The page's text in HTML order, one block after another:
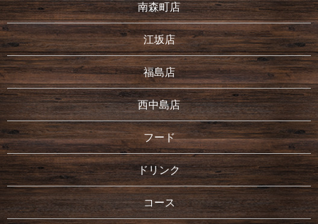
南森町店
江坂店
福島店
西中島店
フード
ドリンク
コース